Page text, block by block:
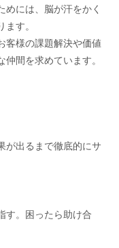
めには、脳が汗をかく
す。
客様の課題解決や価値
間を求めています。
が出るまで徹底的にサ
す。困ったら助け合